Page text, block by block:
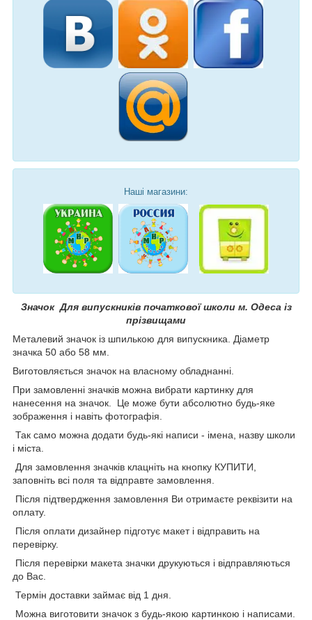
Наші магазини:
Значок Для випускників початкової школи м. Одеса із
прізвищами
Металевий значок із шпилькою для випускника. Діаметр
значка 50 або 58 мм.
Виготовляється значок на власному обладнанні.
При замовленні значків можна вибрати картинку для
нанесення на значок. Це може бути абсолютно будь-яке
зображення і навіть фотографія.
Так само можна додати будь-які написи - імена, назву школи
і міста.
Для замовлення значків клацніть на кнопку КУПИТИ,
заповніть всі поля та відправте замовлення.
Після підтвердження замовлення Ви отримаєте реквізити на
оплату.
Після оплати дизайнер підготує макет і відправить на
перевірку.
Після перевірки макета значки друкуються і відправляються
до Вас.
Термін доставки займає від 1 дня.
Можна виготовити значок з будь-якою картинкою і написами.